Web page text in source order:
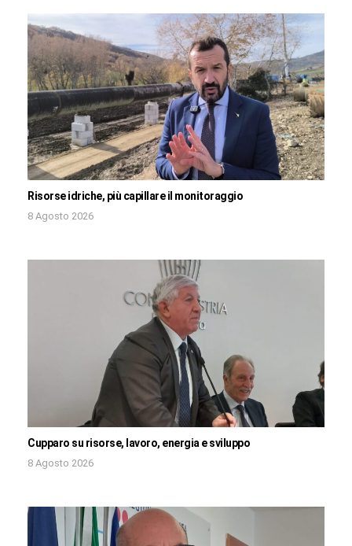
Risorse idriche, più capillare il monitoraggio
8 Agosto 2026
Cupparo su risorse, lavoro, energia e sviluppo
8 Agosto 2026